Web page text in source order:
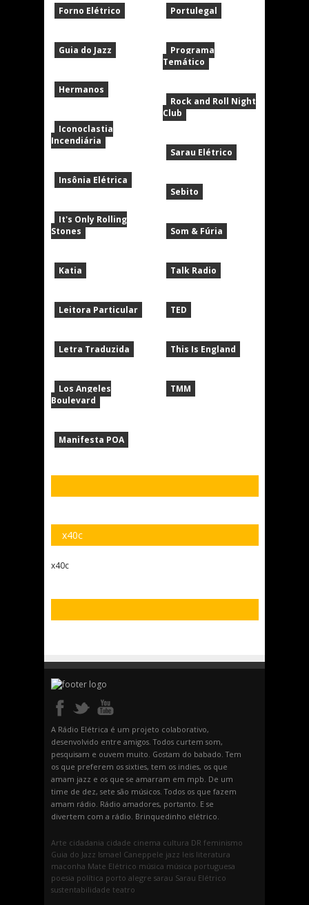
Forno Elétrico
Guia do Jazz
Hermanos
Iconoclastia
Incendiária
Insônia Elétrica
It's Only Rolling
Stones
Katia
Leitora Particular
Letra Traduzida
Los Angeles
Boulevard
Manifesta POA
Portulegal
Programa
Temático
Rock and Roll Night
Club
Sarau Elétrico
Sebito
Som & Fúria
Talk Radio
TED
This Is England
TMM
x40c
x40c
A Rádio Elétrica é um projeto colaborativo,
desenvolvido entre amigos. Todos curtem som,
pesquisam e ouvem muito. Gostam do babado. Tem
os que preferem os sixties, tem os indies, os que
amam jazz e os que se amarram em mpb. De um
time de dez, sete são músicos. Todos os que fazem
amam rádio. Rádio amadores, portanto. E se
divertem com a rádio. Brinquedinho elétrico.
Arte cidadania cidade cinema cultura DR feminismo
Guia do Jazz Ismael Caneppele jazz leis literatura
maconha Mate Elétrico música música portuguesa
poesia política porto alegre sarau Sarau Elétrico
sustentabilidade teatro